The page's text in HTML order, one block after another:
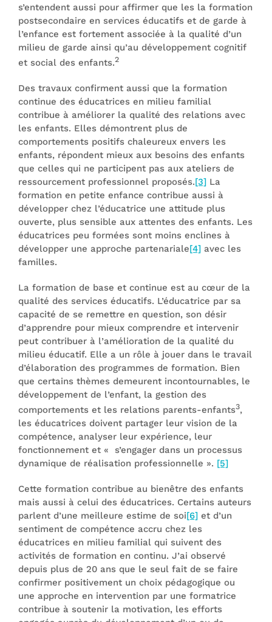
s’entendent aussi pour affirmer que les la formation
postsecondaire en services éducatifs et de garde à
l’enfance est fortement associée à la qualité d’un
milieu de garde ainsi qu’au développement cognitif
et social des enfants.2
Des travaux confirment aussi que la formation
continue des éducatrices en milieu familial
contribue à améliorer la qualité des relations avec
les enfants. Elles démontrent plus de
comportements positifs chaleureux envers les
enfants, répondent mieux aux besoins des enfants
que celles qui ne participent pas aux ateliers de
ressourcement professionnel proposés.[3] La
formation en petite enfance contribue aussi à
développer chez l’éducatrice une attitude plus
ouverte, plus sensible aux attentes des enfants. Les
éducatrices peu formées sont moins enclines à
développer une approche partenariale[4] avec les
familles.
La formation de base et continue est au cœur de la
qualité des services éducatifs. L’éducatrice par sa
capacité de se remettre en question, son désir
d’apprendre pour mieux comprendre et intervenir
peut contribuer à l’amélioration de la qualité du
milieu éducatif. Elle a un rôle à jouer dans le travail
d’élaboration des programmes de formation. Bien
que certains thèmes demeurent incontournables, le
développement de l’enfant, la gestion des
comportements et les relations parents-enfants3,
les éducatrices doivent partager leur vision de la
compétence, analyser leur expérience, leur
fonctionnement et « s’engager dans un processus
dynamique de réalisation professionnelle ». [5]
Cette formation contribue au bienêtre des enfants
mais aussi à celui des éducatrices. Certains auteurs
parlent d’une meilleure estime de soi[6] et d’un
sentiment de compétence accru chez les
éducatrices en milieu familial qui suivent des
activités de formation en continu. J’ai observé
depuis plus de 20 ans que le seul fait de se faire
confirmer positivement un choix pédagogique ou
une approche en intervention par une formatrice
contribue à soutenir la motivation, les efforts